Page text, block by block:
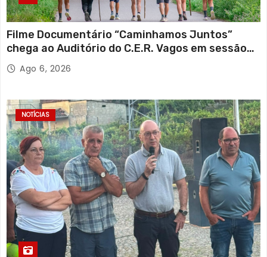
Filme Documentário “Caminhamos Juntos”
chega ao Auditório do C.E.R. Vagos em sessão
solidária
Ago 6, 2026
NOTÍCIAS